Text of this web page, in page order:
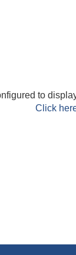
to
Click